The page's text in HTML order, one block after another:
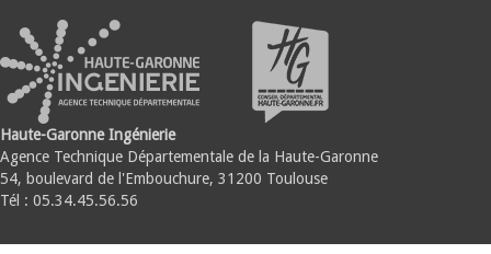
Haute-Garonne Ingénierie
Agence Technique Départementale de la Haute-Garonne
54, boulevard de l'Embouchure, 31200 Toulouse
Tél : 05.34.45.56.56